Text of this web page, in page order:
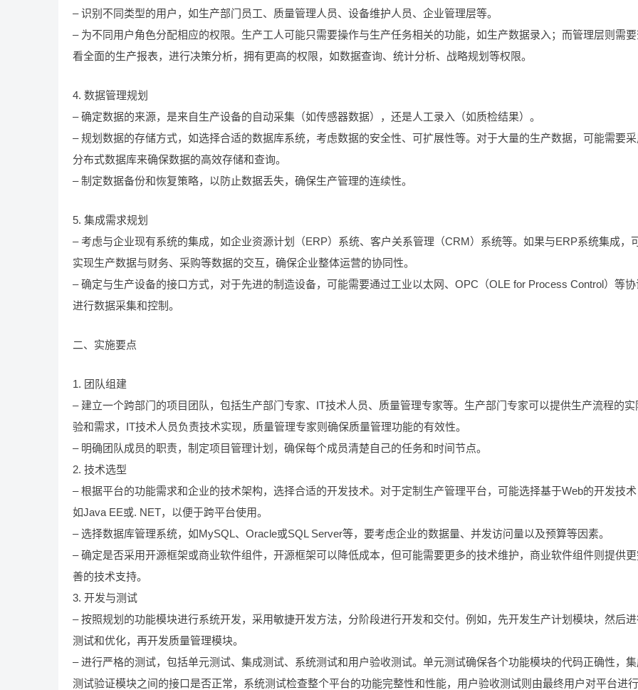
– 识别不同类型的用户，如生产部门员工、质量管理人员、设备维护人员、企业管理层等。
– 为不同用户角色分配相应的权限。生产工人可能只需要操作与生产任务相关的功能，如生产数据录入；而管理层则需
看全面的生产报表，进行决策分析，拥有更高的权限，如数据查询、统计分析、战略规划等权限。
4. 数据管理规划
– 确定数据的来源，是来自生产设备的自动采集（如传感器数据），还是人工录入（如质检结果）。
– 规划数据的存储方式，如选择合适的数据库系统，考虑数据的安全性、可扩展性等。对于大量的生产数据，可能需要采
分布式数据库来确保数据的高效存储和查询。
– 制定数据备份和恢复策略，以防止数据丢失，确保生产管理的连续性。
5. 集成需求规划
– 考虑与企业现有系统的集成，如企业资源计划（ERP）系统、客户关系管理（CRM）系统等。如果与ERP系统集成，
实现生产数据与财务、采购等数据的交互，确保企业整体运营的协同性。
– 确定与生产设备的接口方式，对于先进的制造设备，可能需要通过工业以太网、OPC（OLE for Process Control）等协
进行数据采集和控制。
二、实施要点
1. 团队组建
– 建立一个跨部门的项目团队，包括生产部门专家、IT技术人员、质量管理专家等。生产部门专家可以提供生产流程的实
验和需求，IT技术人员负责技术实现，质量管理专家则确保质量管理功能的有效性。
– 明确团队成员的职责，制定项目管理计划，确保每个成员清楚自己的任务和时间节点。
2. 技术选型
– 根据平台的功能需求和企业的技术架构，选择合适的开发技术。对于定制生产管理平台，可能选择基于Web的开发技术
如Java EE或. NET，以便于跨平台使用。
– 选择数据库管理系统，如MySQL、Oracle或SQL Server等，要考虑企业的数据量、并发访问量以及预算等因素。
– 确定是否采用开源框架或商业软件组件，开源框架可以降低成本，但可能需要更多的技术维护，商业软件组件则提供
善的技术支持。
3. 开发与测试
– 按照规划的功能模块进行系统开发，采用敏捷开发方法，分阶段进行开发和交付。例如，先开发生产计划模块，然后
测试和优化，再开发质量管理模块。
– 进行严格的测试，包括单元测试、集成测试、系统测试和用户验收测试。单元测试确保各个功能模块的代码正确性，
测试验证模块之间的接口是否正常，系统测试检查整个平台的功能完整性和性能，用户验收测试则由最终用户对平台进